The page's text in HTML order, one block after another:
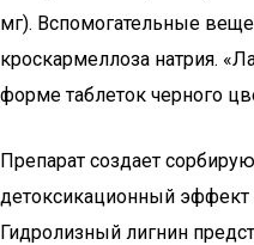
мг). Вспомогательные
кроскармеллоза натрия.
форме таблеток черного
Препарат создает
детоксикационный эффект
Гидролизный лигнин